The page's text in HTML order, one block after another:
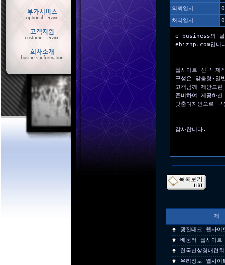
의뢰일시
처리일시
e-business의 날
ebizhp.com입니
웹사이트 신규 제
구성은 맞춤형-일
고객님께 제안드
준비하여 제공하
맞춤디자인으로
감사합니다.
광진테크 웹사
배움터 웹사이트
한국산삼경매협
우리정보 웹사이
ㆍ 제작사례